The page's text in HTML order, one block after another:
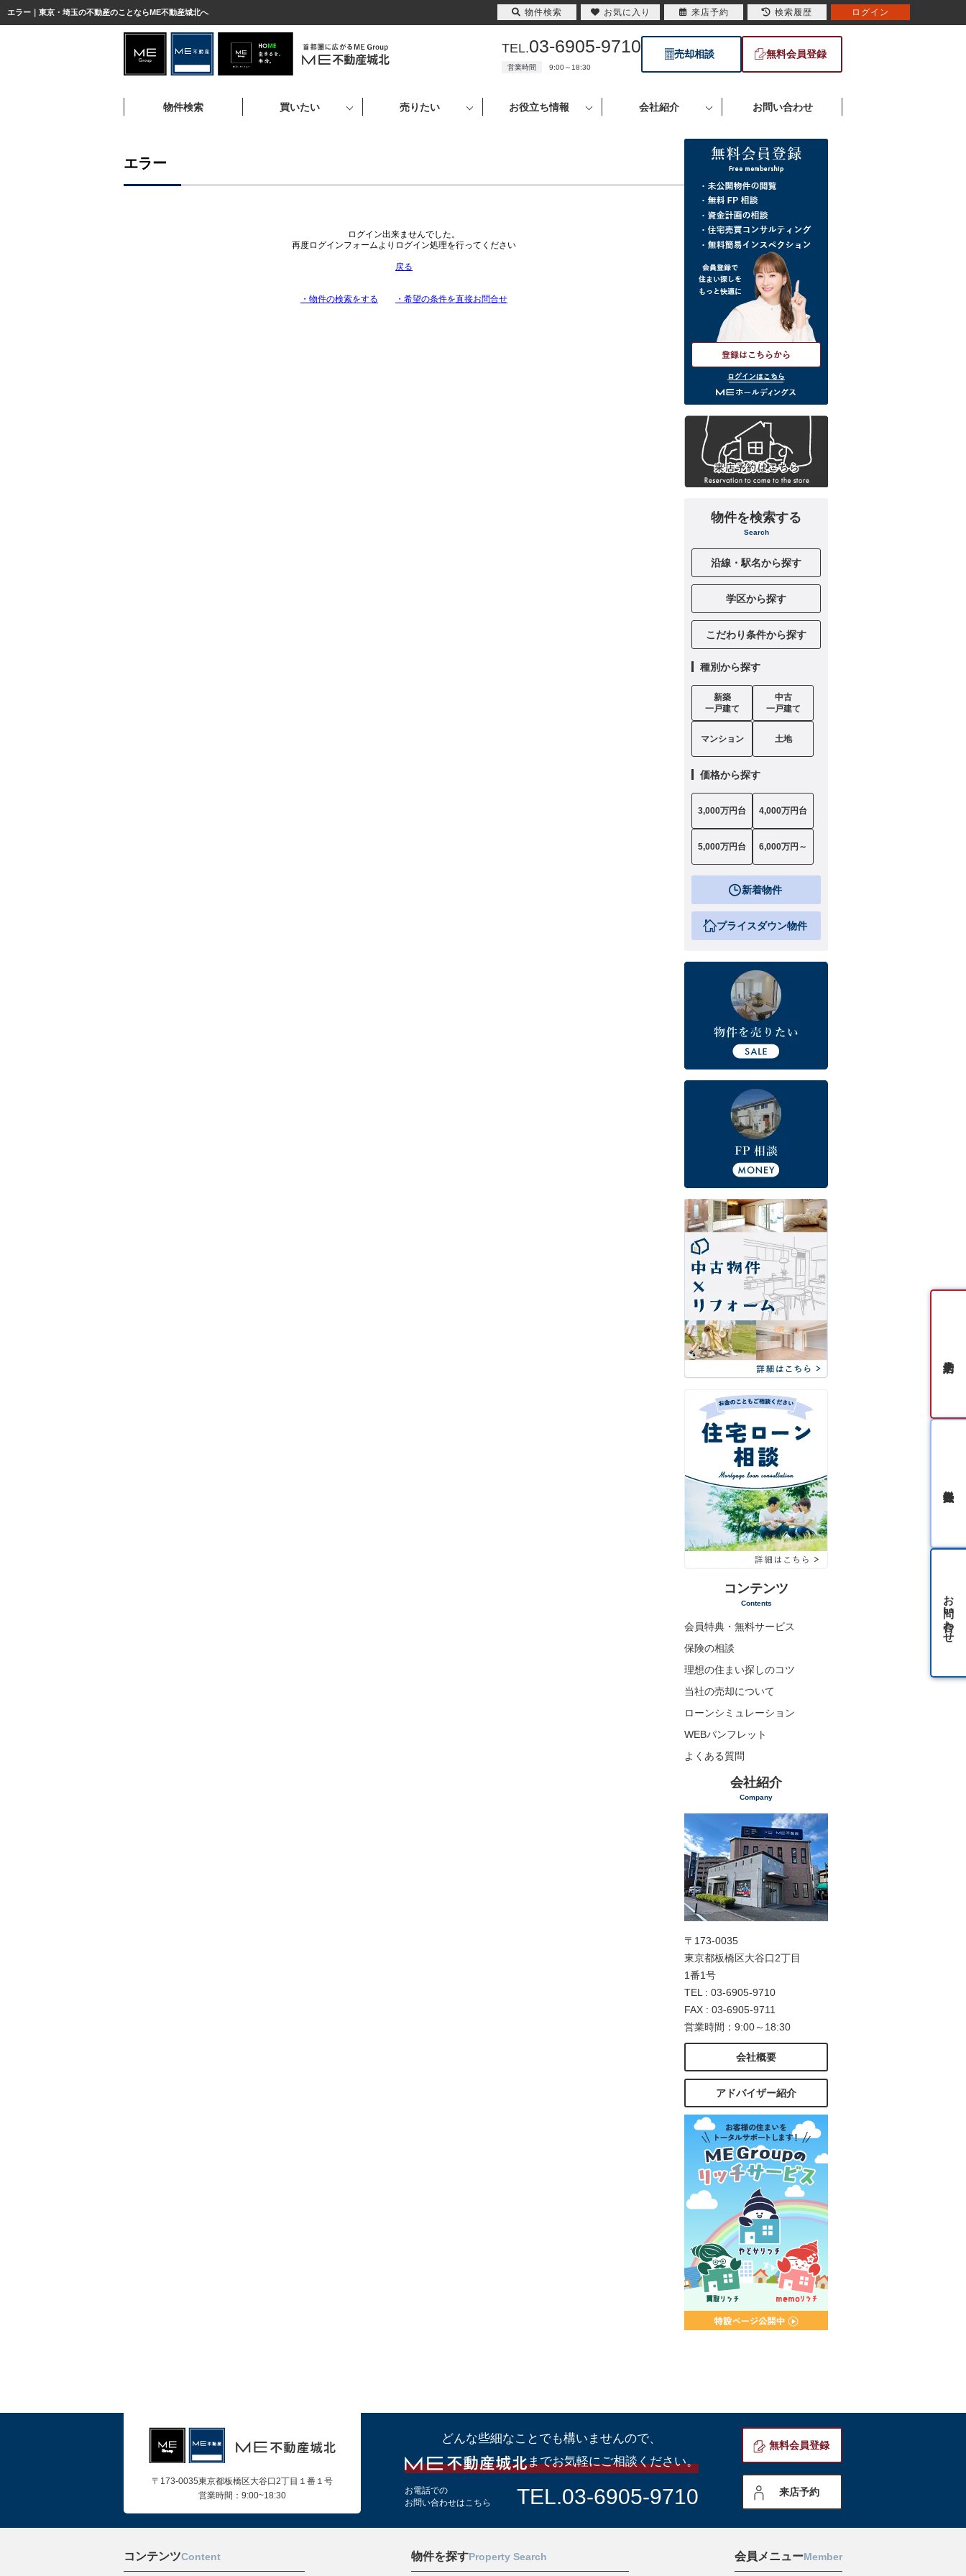
エラー｜東京・埼玉の不動産のことならME不動産城北へ
TEL.03-6905-9710
営業時間 9:00～18:30
売却相談 無料会員登録
物件検索 買いたい 売りたい お役立ち情報 会社紹介 お問い合わせ
エラー
ログイン出来ませんでした。
再度ログインフォームよりログイン処理を行ってください
戻る
・物件の検索をする ・希望の条件を直接お問合せ
ログインはこちら
物件を検索する
Search
沿線・駅名から探す
学区から探す
こだわり条件から探す
種別から探す
新築
一戸建て
中古
一戸建て
マンション 土地
価格から探す
3,000万円台 4,000万円台
5,000万円台 6,000万円～
新着物件
プライスダウン物件
コンテンツ
Contents
会員特典・無料サービス
保険の相談
理想の住まい探しのコツ
当社の売却について
ローンシミュレーション
WEBパンフレット
よくある質問
会社紹介
Company
〒173-0035
東京都板橋区大谷口2丁目
1番1号
TEL : 03-6905-9710
FAX : 03-6905-9711
営業時間：9:00～18:30
会社概要
アドバイザー紹介
〒173-0035東京都板橋区大谷口2丁目１番１号
営業時間：9:00~18:30
どんな些細なことでも構いませんので、
までお気軽にご相談ください。
お電話での
お問い合わせはこちら
TEL.03-6905-9710
無料会員登録
来店予約
コンテンツContent 物件を探すProperty Search 会員メニューMember
物件検索 お気に入り 来店予約 検索履歴 ログイン
お問い合わせ